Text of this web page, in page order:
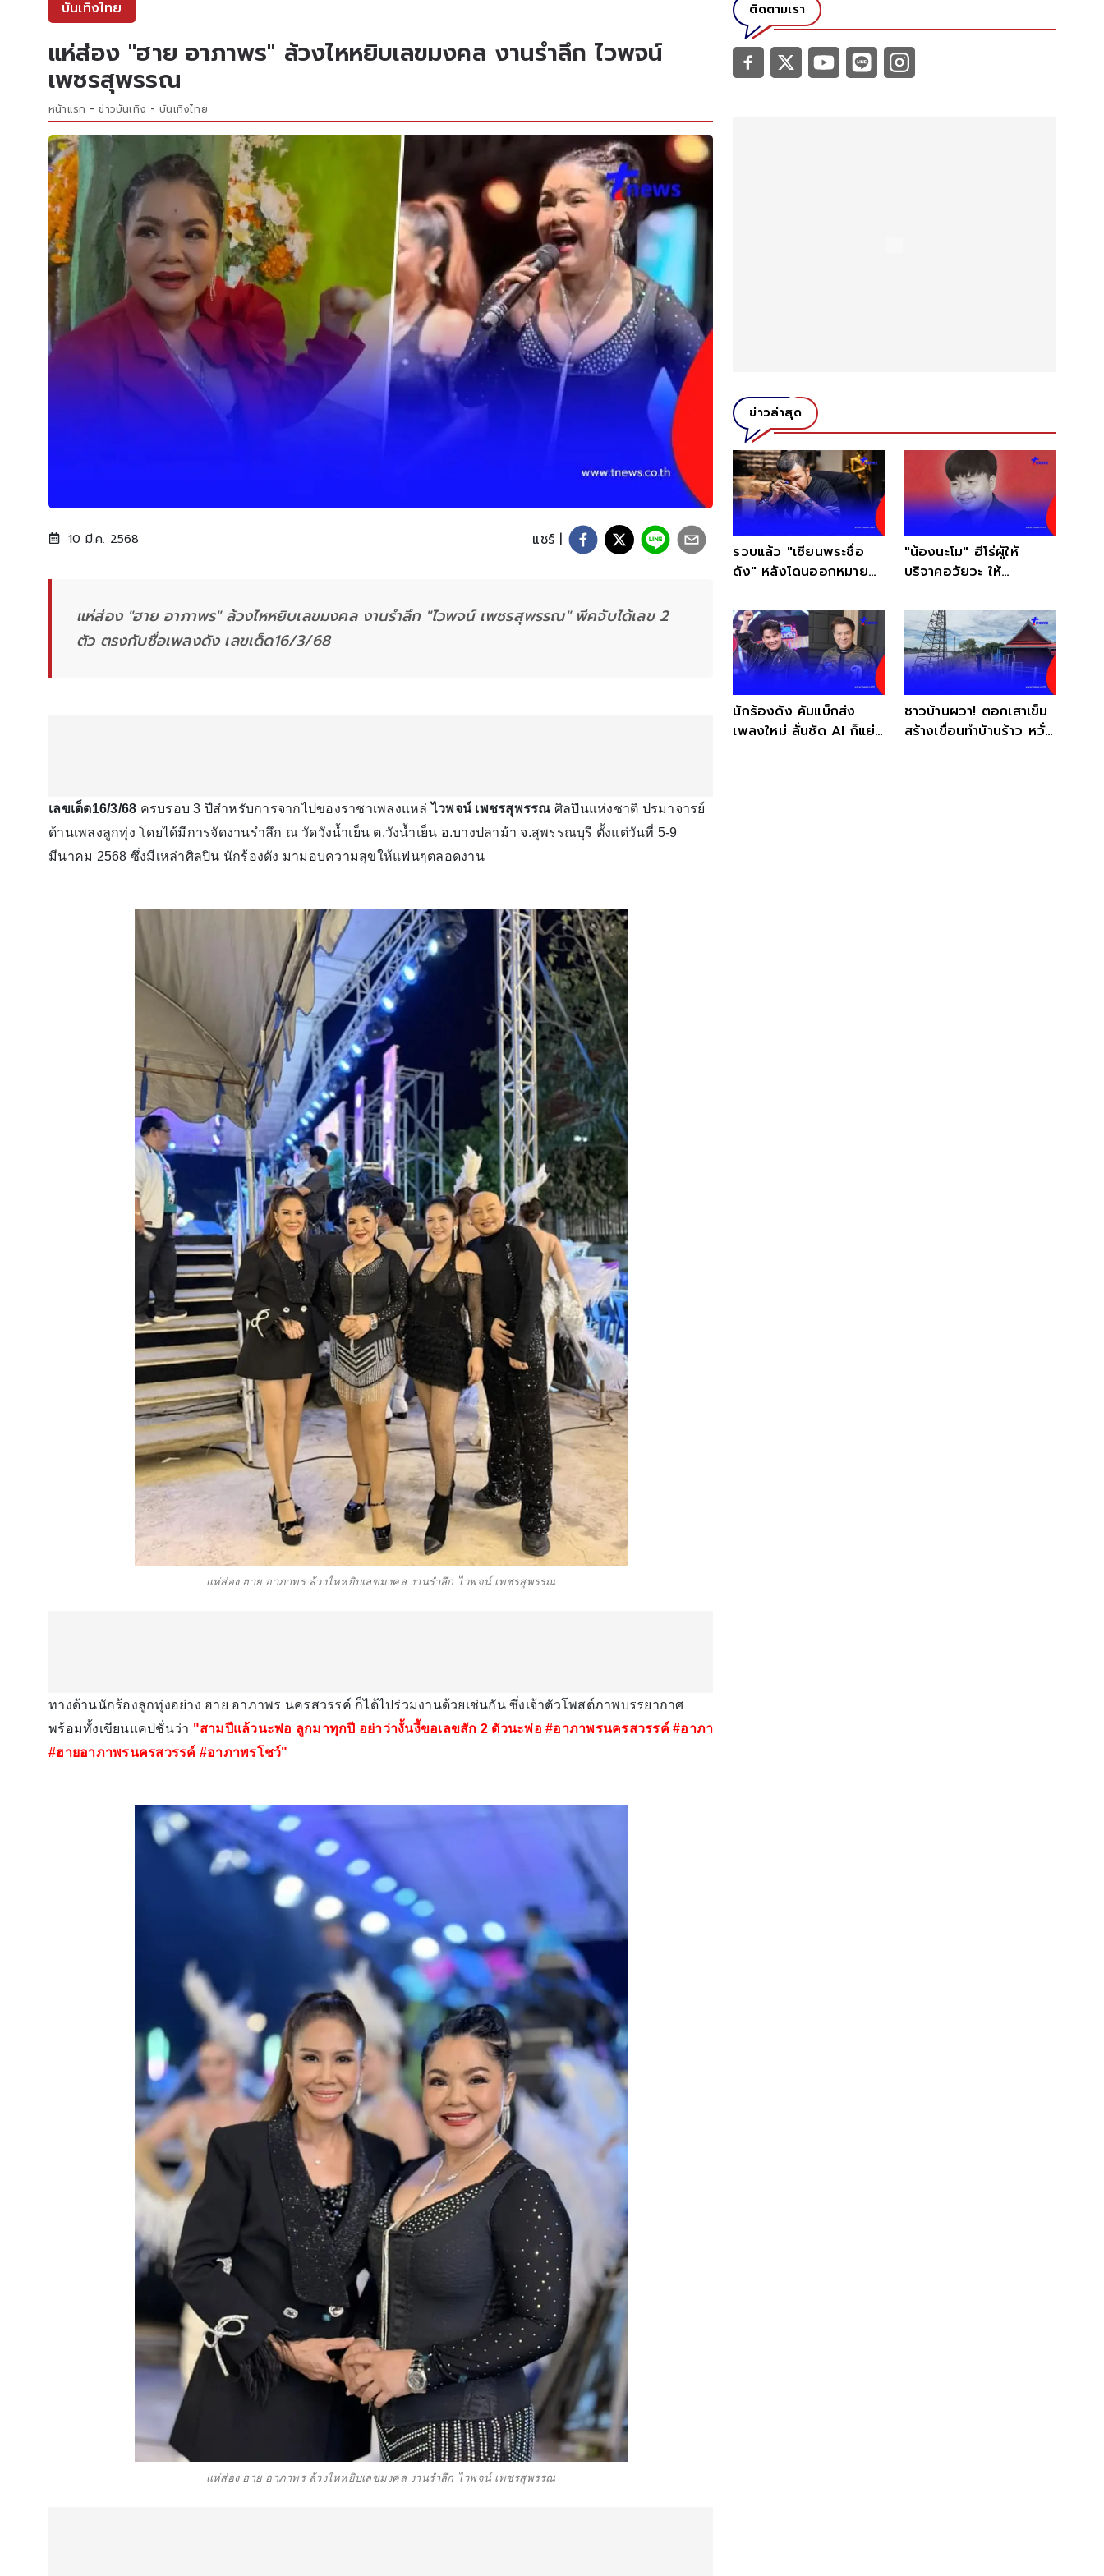
บันเทิงไทย
แห่ส่อง "ฮาย อาภาพร" ล้วงไหหยิบเลขมงคล งานรำลึก ไวพจน์
เพชรสุพรรณ
หน้าแรก ข่าวบันเทิง บันเทิงไทย
10 มี.ค. 2568 แชร์ |
แห่ส่อง "ฮาย อาภาพร" ล้วงไหหยิบเลขมงคล งานรำลึก "ไวพจน์ เพชรสุพรรณ" พีคจับได้เลข 2
ตัว ตรงกับชื่อเพลงดัง เลขเด็ด16/3/68
เลขเด็ด16/3/68 ครบรอบ 3 ปีสำหรับการจากไปของราชาเพลงแหล่ไวพจน์ เพชรสุพรรณ ศิลปินแห่งชาติ ปรมาจารย์
ด้านเพลงลูกทุ่ง โดยได้มีการจัดงานรำลึก ณ วัดวังน้ำเย็น ต.วังน้ำเย็น อ.บางปลาม้า จ.สุพรรณบุรี ตั้งแต่วันที่ 5-9
มีนาคม 2568 ซึ่งมีเหล่าศิลปิน นักร้องดัง มามอบความสุขให้แฟนๆตลอดงาน
แห่ส่อง ฮาย อาภาพร ล้วงไหหยิบเลขมงคล งานรำลึก ไวพจน์ เพชรสุพรรณ
ทางด้านนักร้องลูกทุ่งอย่าง ฮาย อาภาพร นครสวรรค์ ก็ได้ไปร่วมงานด้วยเช่นกัน ซึ่งเจ้าตัวโพสต์ภาพบรรยากาศ
พร้อมทั้งเขียนแคปชั่นว่า "สามปีแล้วนะพ่อ ลูกมาทุกปี อย่าว่างั้นงี้ขอเลขสัก 2 ตัวนะพ่อ #อาภาพรนครสวรรค์ #อาภา
#ฮายอาภาพรนครสวรรค์ #อาภาพรโชว์"
แห่ส่อง ฮาย อาภาพร ล้วงไหหยิบเลขมงคล งานรำลึก ไวพจน์ เพชรสุพรรณ
ติดตามเรา
ข่าวล่าสุด
รวบแล้ว "เซียนพระชื่อ
ดัง" หลังโดนออกหมาย
"น้องนะโม" ฮีโร่ผู้ให้
บริจาคอวัยวะ ให้
กุศล
นักร้องดัง คัมแบ็กส่ง
เพลงใหม่ ลั่นชัด AI ก็แย่ง
ชาวบ้านผวา! ตอกเสาเข็ม
สร้างเขื่อนทำบ้านร้าว หวั่น